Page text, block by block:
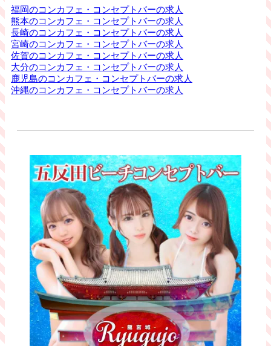
福岡のコンカフェ・コンセプトバーの求人
熊本のコンカフェ・コンセプトバーの求人
長崎のコンカフェ・コンセプトバーの求人
宮崎のコンカフェ・コンセプトバーの求人
佐賀のコンカフェ・コンセプトバーの求人
大分のコンカフェ・コンセプトバーの求人
鹿児島のコンカフェ・コンセプトバーの求人
沖縄のコンカフェ・コンセプトバーの求人